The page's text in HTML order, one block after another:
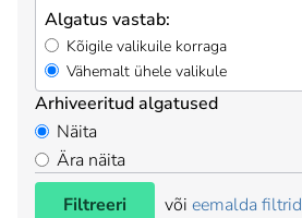
Algatus vastab:
Kõigile valikuile korraga
Vähemalt ühele valikule
Arhiveeritud algatused
Näita
Ära näita
Filtreeri
või eemalda filtrid